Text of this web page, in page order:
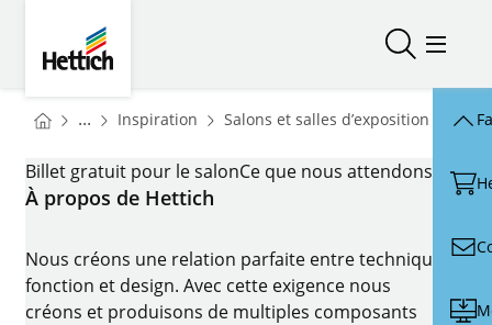
Ouvrir/
You are here:
Homepage
... Inspiration Homepage
Salons et salles d’exposition
INTERZUM_P1
Billet gratuit pour le salonCe que nous attendons de
À propos de Hettich
Nous créons une relation parfaite entre technique,
fonction et design. Avec cette exigence nous
créons et produisons de multiples composants